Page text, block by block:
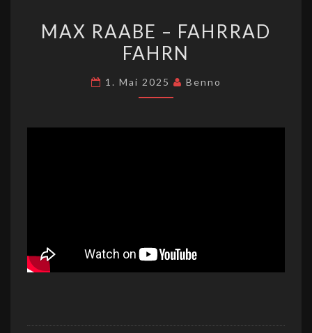
RAABE
–
FAHRN
MAX RAABE – FAHRRAD
FAHRN
1. Mai 2025 Benno